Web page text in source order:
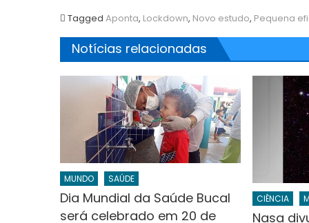
Tagged Aponta, Lockdown, Novo estudo, Pequena
Notícias relacionadas
MUNDO SAÚDE
Dia Mundial da Saúde Bucal
será celebrado em 20 de
CIÊNCIA
Nasa